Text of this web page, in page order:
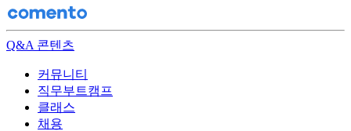
Q&A 콘텐츠
커뮤니티
직무부트캠프
클래스
채용